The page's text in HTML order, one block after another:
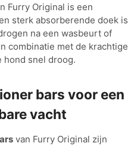
Furry Original is een
sterk absorberende doek is
na een wasbeurt of
combinatie met de krachtige
hond snel droog.
bars voor een
vacht
van Furry Original zijn